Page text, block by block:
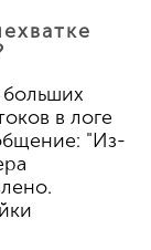
в логе
"Из-